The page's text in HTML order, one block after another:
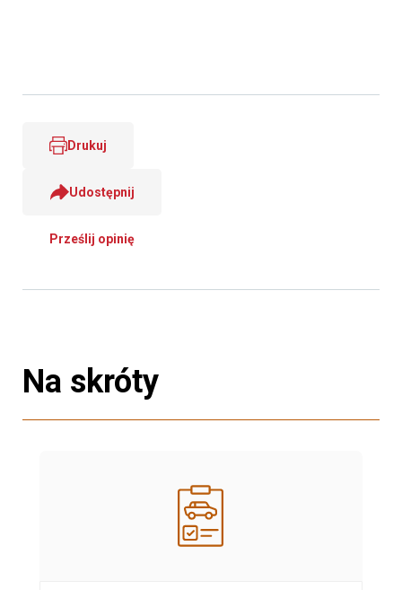
Drukuj
Udostępnij
Prześlij opinię
Na skróty